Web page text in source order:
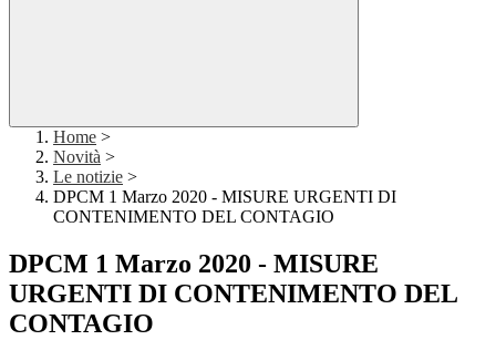
Home >
Novità >
Le notizie >
DPCM 1 Marzo 2020 - MISURE URGENTI DI
CONTENIMENTO DEL CONTAGIO
DPCM 1 Marzo 2020 - MISURE
URGENTI DI CONTENIMENTO DEL
CONTAGIO